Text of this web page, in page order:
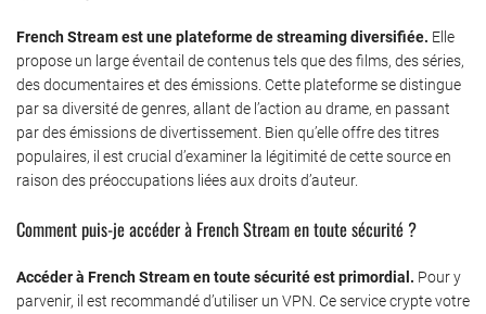
French Stream est une plateforme de streaming diversifiée. Elle
propose un large éventail de contenus tels que des films, des séries,
des documentaires et des émissions. Cette plateforme se distingue
par sa diversité de genres, allant de l’action au drame, en passant
par des émissions de divertissement. Bien qu’elle offre des titres
populaires, il est crucial d’examiner la légitimité de cette source en
raison des préoccupations liées aux droits d’auteur.
Comment puis-je accéder à French Stream en toute sécurité ?
Accéder à French Stream en toute sécurité est primordial. Pour y
parvenir, il est recommandé d’utiliser un VPN. Ce service crypte votre